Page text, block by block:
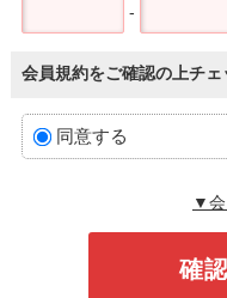
-
会員規約をご確認の上チ
同意する
▼会